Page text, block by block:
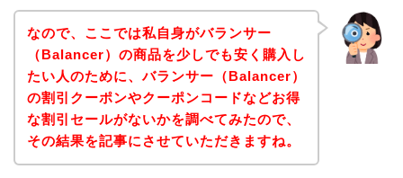
なので、ここでは私自身がバランサー
（Balancer）の商品を少しでも安く購入し
たい人のために、バランサー（Balancer）
の割引クーポンやクーポンコードなどお得
な割引セールがないかを調べてみたので、
その結果を記事にさせていただきますね。